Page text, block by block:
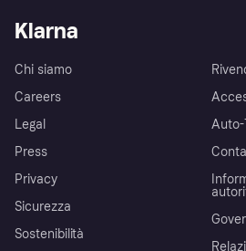
Klarna
Chi siamo
Careers
Legal
Press
Privacy
Sicurezza
Sostenibilità
Auto-